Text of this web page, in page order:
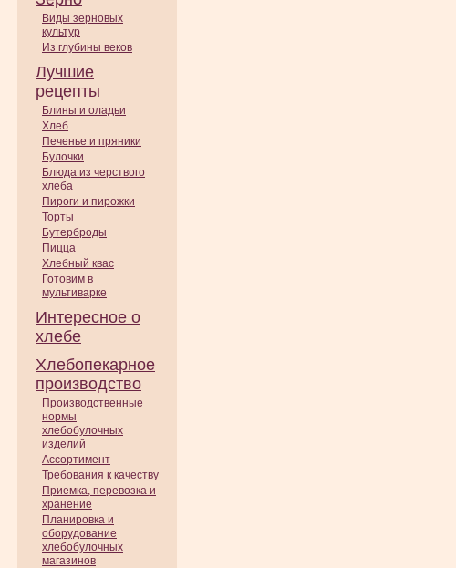
Виды зерновых
культур
Из глубины веков
Лучшие
рецепты
Блины и оладьи
Хлеб
Печенье и пряники
Булочки
Блюда из черствого
хлеба
Пироги и пирожки
Торты
Бутерброды
Пицца
Хлебный квас
Готовим в
мультиварке
Интересное о
хлебе
Хлебопекарное
производство
Производственные
нормы
хлебобулочных
изделий
Ассортимент
Требования к качеству
Приемка, перевозка и
хранение
Планировка и
оборудование
хлебобулочных
магазинов